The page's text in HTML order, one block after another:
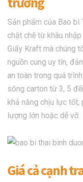
Sản phẩm của Bao
chặt chẽ từ khâu
Giấy Kraft mà chúng
nguồn cung uy tín,
an toàn trong quá
sóng carton từ 3, 5
khả năng chịu lực tốt,
lượng lớn hoặc dễ vỡ.
Giá cả cạnh